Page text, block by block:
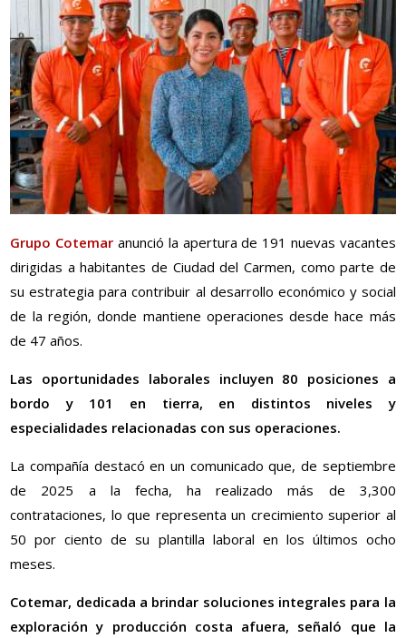
Grupo Cotemar anunció la apertura de 191 nuevas vacantes
dirigidas a habitantes de Ciudad del Carmen, como parte de
su estrategia para contribuir al desarrollo económico y social
de la región, donde mantiene operaciones desde hace más
de 47 años.
Las oportunidades laborales incluyen 80 posiciones a
bordo y 101 en tierra, en distintos niveles y
especialidades relacionadas con sus operaciones.
La compañía destacó en un comunicado que, de septiembre
de 2025 a la fecha, ha realizado más de 3,300
contrataciones, lo que representa un crecimiento superior al
50 por ciento de su plantilla laboral en los últimos ocho
meses.
Cotemar, dedicada a brindar soluciones integrales para la
exploración y producción costa afuera, señaló que la